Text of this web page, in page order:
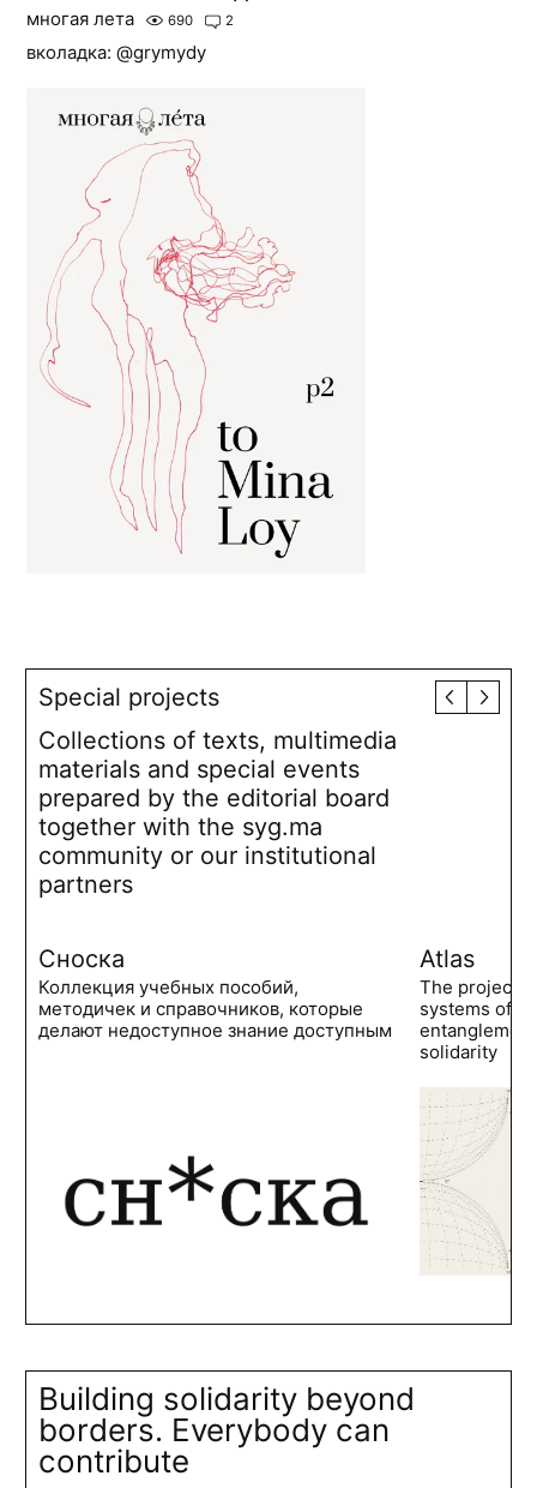
многая лета 690 2
вколадка: @grymydy
Special projects
Collections of texts, multimedia
materials and special events
prepared by the editorial board
together with the syg.ma
community or our institutional
partners
Сноска
Коллекция учебных пособий,
методичек и справочников, которые
делают недоступное знание доступным
Atlas
The project
systems of
solidarity
Building solidarity beyond
borders. Everybody can
contribute